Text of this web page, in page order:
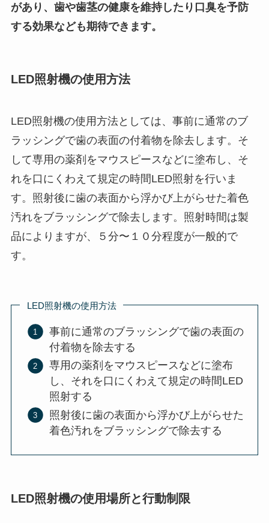
があり、歯や歯茎の健康を維持したり口臭を予防
する効果なども期待できます。
LED照射機の使用方法
LED照射機の使用方法としては、事前に通常のブ
ラッシングで歯の表面の付着物を除去します。そ
して専用の薬剤をマウスピースなどに塗布し、そ
れを口にくわえて規定の時間LED照射を行いま
す。照射後に歯の表面から浮かび上がらせた着色
汚れをブラッシングで除去します。照射時間は製
品によりますが、５分〜１０分程度が一般的で
す。
LED照射機の使用方法
事前に通常のブラッシングで歯の表面の
付着物を除去する
専用の薬剤をマウスピースなどに塗布
し、それを口にくわえて規定の時間LED
照射する
照射後に歯の表面から浮かび上がらせた
着色汚れをブラッシングで除去する
LED照射機の使用場所と行動制限